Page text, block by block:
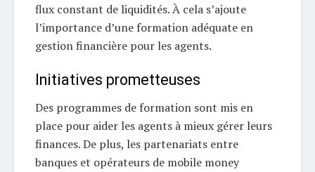
flux constant de liquidités. À cela s’ajoute
l’importance d’une formation adéquate en
gestion financière pour les agents.
Initiatives prometteuses
Des programmes de formation sont mis en
place pour aider les agents à mieux gérer leurs
finances. De plus, les partenariats entre
banques et opérateurs de mobile money